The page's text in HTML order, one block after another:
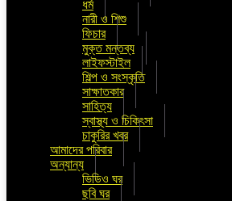
ধর্ম
নারী ও শিশু
ফিচার
মুক্ত মন্তব্য
লাইফস্টাইল
শিল্প ও সংস্কৃতি
সাক্ষাতকার
সাহিত্য
স্বাস্থ্য ও চিকিৎসা
চাকুরির খবর
আমাদের পরিবার
অন্যান্য
ভিডিও ঘর
ছবি ঘর